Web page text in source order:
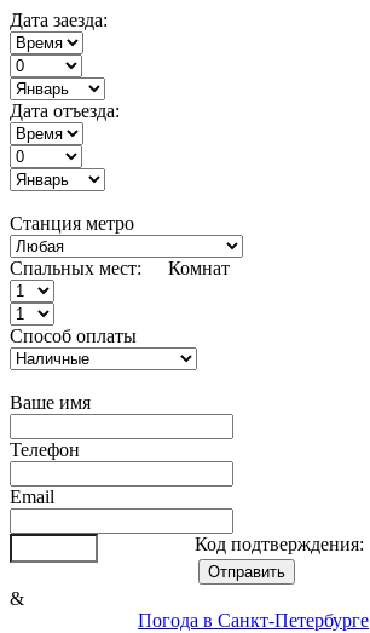
Дата заезда:
Дата отъезда:
Станция метро
Спальных мест: Комнат
Способ оплаты
Ваше имя
Телефон
Email
Код подтверждения:
&
Погода в Санкт-Петербурге